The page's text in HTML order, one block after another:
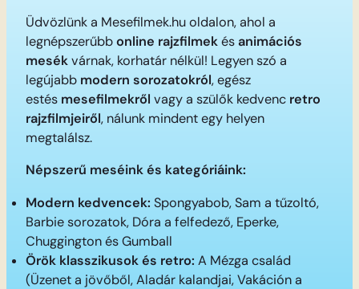
Üdvözlünk a Mesefilmek.hu oldalon, ahol a
legnépszerűbbonline rajzfilmekésanimációs
mesékvárnak, korhatár nélkül! Legyen szó a
legújabb modern sorozatokról, egész
estés mesefilmekről vagy a szülők kedvenc retro
rajzfilmjeiről, nálunk mindent egy helyen
megtalálsz.
Népszerű meséink és kategóriáink:
Modern kedvencek: Spongyabob, Sam a tűzoltó,
Barbie sorozatok, Dóra a felfedező, Eperke,
Chuggington és Gumball
Örök klasszikusok és retro: A Mézga család
(Üzenet a jövőből, Aladár kalandjai, Vakáción a